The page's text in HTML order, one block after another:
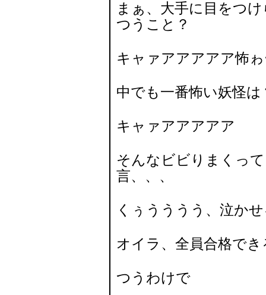
まぁ、大手に目をつ
つうこと？
キャァアアアアア怖
中でも一番怖い妖怪
キャァアアアアア
そんなビビりまくっ
言、、、
くぅうううう、泣か
オイラ、全員合格で
つうわけで